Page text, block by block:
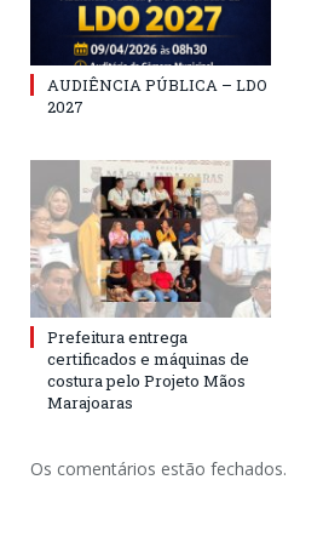
AUDIÊNCIA PÚBLICA – LDO
2027
Prefeitura entrega
certificados e máquinas de
costura pelo Projeto Mãos
Marajoaras
Os comentários estão fechados.